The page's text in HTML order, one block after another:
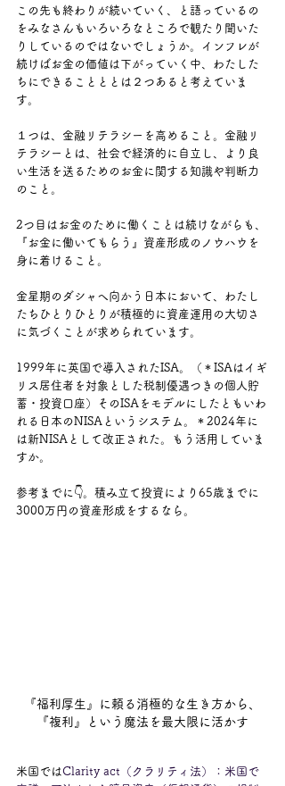
この先も終わりが続いていく、と語っているの
をみなさんもいろいろなところで観たり聞いた
りしているのではないでしょうか。インフレが
続けばお金の価値は下がっていく中、わたした
ちにできることととは２つあると考えていま
す。
１つは、金融リテラシーを高めること。金融リ
テラシーとは、社会で経済的に自立し、より良
い生活を送るためのお金に関する知識や判断力
のこと。
2つ目はお金のために働くことは続けながらも、
『お金に働いてもらう』資産形成のノウハウを
身に着けること。
金星期のダシャへ向かう日本において、わたし
たちひとりひとりが積極的に資産運用の大切さ
に気づくことが求められています。
1999年に英国で導入されたISA。（＊ISAはイギ
リス居住者を対象とした税制優遇つきの個人貯
蓄・投資口座）そのISAをモデルにしたともいわ
れる日本のNISAというシステム。＊2024年に
は新NISAとして改正された。もう活用していま
すか。
参考までに👇。積み立て投資により65歳までに
3000万円の資産形成をするなら。
『福利厚生』に頼る消極的な生き方から、
『複利』という魔法を最大限に活かす
米国ではClarity act（クラリティ法）：米国で